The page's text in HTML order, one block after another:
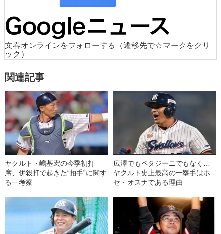
文春オンラインをフォローする
（遷移先で☆マークをクリ
ック）
関連記事
ヤクルト・嶋基宏の今季初打
席、併殺打で起きた“拍手”に関す
る一考察
広澤でもペタジーニでもなく…
ヤクルト史上最高の一塁手はホ
セ・オスナである理由